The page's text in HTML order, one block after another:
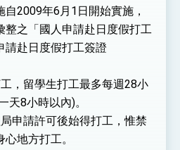
周年談話 盼面對未來挑戰 堅持
穩健前行
說影片
論
美國亞利桑納州設立「駐鳳凰城辦
深化台美交流合作
2009年6月1日開始實施，
整之「國人申請赴日度假打工
請赴日度假打工簽證
，留學生打工最多每週28小
天8小時以內)。
申請許可後始得打工，惟禁
地方打工。